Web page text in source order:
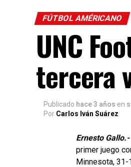
FÚTBOL AMÉRICANO
UNC
tercera
Publicado hace 3 años en
Por Carlos Iván Suárez
Ernesto Gallo.-
primer juego
Minnesota, 31-